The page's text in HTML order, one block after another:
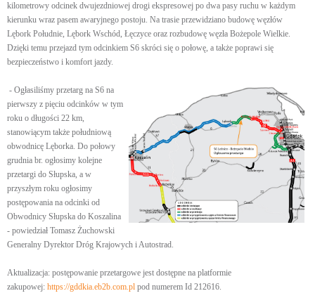
kilometrowy odcinek dwujezdniowej drogi ekspresowej po dwa pasy ruchu w każdym
kierunku wraz pasem awaryjnego postoju. Na trasie przewidziano budowę węzłów
Lębork Południe, Lębork Wschód, Łęczyce oraz rozbudowę węzła Bożepole Wielkie.
Dzięki temu przejazd tym odcinkiem S6 skróci się o połowę, a także poprawi się
bezpieczeństwo i komfort jazdy.
- Ogłasiliśmy przetarg na S6 na
pierwszy z pięciu odcinków w tym
roku o długości 22 km,
stanowiącym także południową
obwodnicę Lęborka. Do połowy
grudnia br. ogłosimy kolejne
przetargi do Słupska, a w
przyszłym roku ogłosimy
postępowania na odcinki od
Obwodnicy Słupska do Koszalina
- powiedział Tomasz Żuchowski
Generalny Dyrektor Dróg Krajowych i Autostrad.
Aktualizacja: postępowanie przetargowe jest dostępne na platformie
zakupowej: https://gddkia.eb2b.com.pl pod numerem Id 212616.